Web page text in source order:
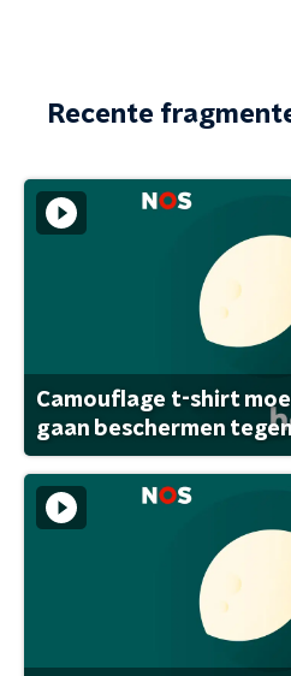
Recente
Camouflage t-shirt
gaan beschermen